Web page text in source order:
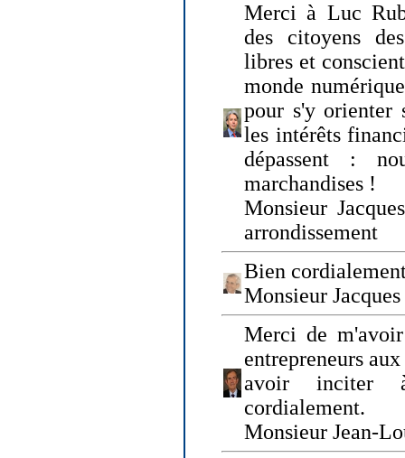
Merci à Luc
des citoyens
libres et
monde
pour s'y orienter
les intérêts
dépassent :
marchandises !
Monsieur
arrondissement
Bien
Monsieur
Merci de
entrepreneurs
avoir inciter
cordialement.
Monsieur Jean-